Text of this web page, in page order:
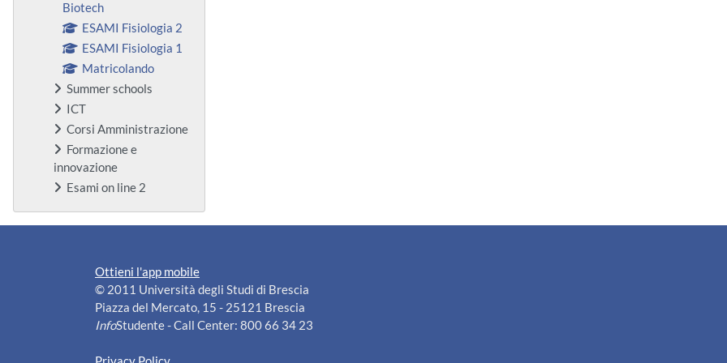
Biotech
ESAMI Fisiologia 2
ESAMI Fisiologia 1
Matricolando
Summer schools
ICT
Corsi Amministrazione
Formazione e
innovazione
Esami on line 2
Ottieni l'app mobile
© 2011 Università degli Studi di Brescia
Piazza del Mercato, 15 - 25121 Brescia
InfoStudente - Call Center: 800 66 34 23